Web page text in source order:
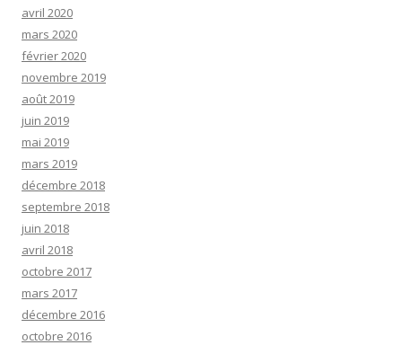
avril 2020
mars 2020
février 2020
novembre 2019
août 2019
juin 2019
mai 2019
mars 2019
décembre 2018
septembre 2018
juin 2018
avril 2018
octobre 2017
mars 2017
décembre 2016
octobre 2016